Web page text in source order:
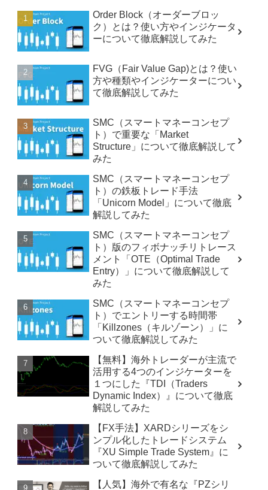
Order Block（オーダーブロッ
ク）とは？使い方やインジケータ
ーについて徹底解説してみた
FVG（Fair Value Gap)とは？使い
方や種類やインジケーターについ
て徹底解説してみた
SMC（スマートマネーコンセプ
ト）で重要な「Market
Structure」について徹底解説して
みた
SMC（スマートマネーコンセプ
ト）の鉄板トレード手法
「Unicorn Model」について徹底
解説してみた
SMC（スマートマネーコンセプ
ト）版のフィボナッチリトレース
メント「OTE（Optimal Trade
Entry）」について徹底解説して
みた
SMC（スマートマネーコンセプ
ト）でエントリーする時間帯
「Killzones（キルゾーン）」に
ついて徹底解説してみた
【無料】海外トレーダーが主流で
活用する4つのインジケーターを
１つにした『TDI（Traders
Dynamic Index）』について徹底
解説してみた
【FX手法】XARDシリーズをシ
ンプル化したトレードシステム
『XU Simple Trade System』に
ついて徹底解説してみた
【人気】海外で有名な『PZシリ